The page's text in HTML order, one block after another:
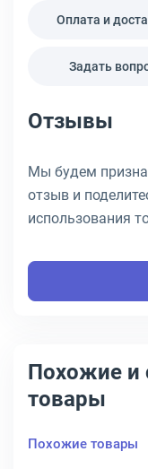
Оплата и
Задать
Отзывы
Мы будем
отзыв и
использования
Похожие и
товары
Похожие товары